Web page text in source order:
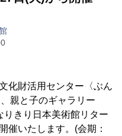
化財活用センター〈ぶん
親と子のギャラリー
りきり日本美術館リター
催いたします。(会期：